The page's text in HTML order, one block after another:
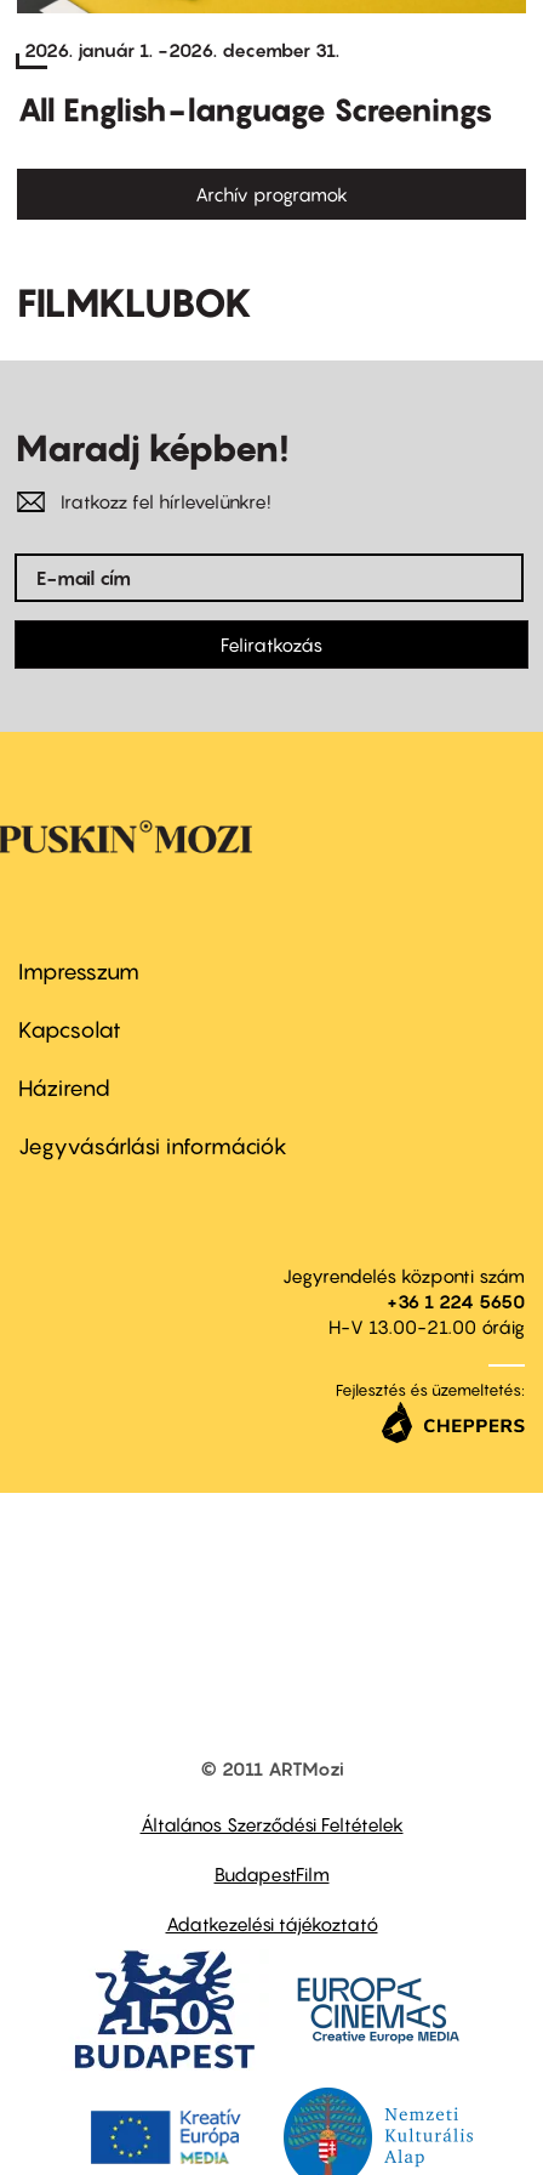
2026. január 1. -2026. december 31.
All English-language Screenings
Archív programok
FILMKLUBOK
Maradj képben!
Iratkozz fel hírlevelünkre!
Feliratkozás
Footer
first
Impresszum
Kapcsolat
Footer
second
Házirend
Jegyvásárlási információk
Jegyrendelés központi szám
+36 1 224 5650
H-V 13.00-21.00 óráig
Fejlesztés és üzemeltetés:
© 2011 ARTMozi
Általános Szerződési Feltételek
BudapestFilm
Adatkezelési tájékoztató